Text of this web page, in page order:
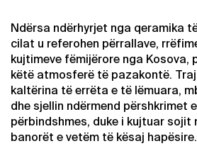
Ndërsa ndërhyrjet nga qeramika
cilat u referohen përrallave,
kujtimeve fëmijërore nga Kosova,
këtë atmosferë të pazakontë.
kaltërina të errëta e të lëmuara,
dhe sjellin ndërmend përshkrimet
përbindshmes, duke i kujtuar sojit
banorët e vetëm të kësaj hapësire.